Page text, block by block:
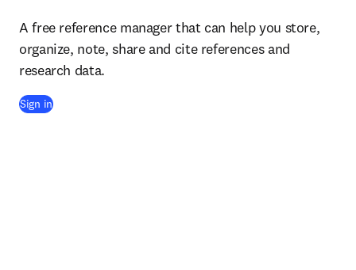
A free reference manager that can help you store,
organize, note, share and cite references and
research data.
Sign in(